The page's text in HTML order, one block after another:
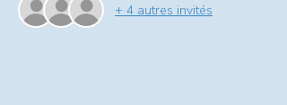
+ 4 autres invités